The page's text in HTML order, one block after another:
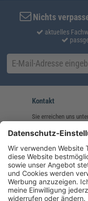
Nichts
aktuelles
Kontakt
Sie erreichen uns
(08233) 38 11 23
service@forum-
Mo-Do 07:30 - 17:00
Fr 07:30 - 15:00 Uhr